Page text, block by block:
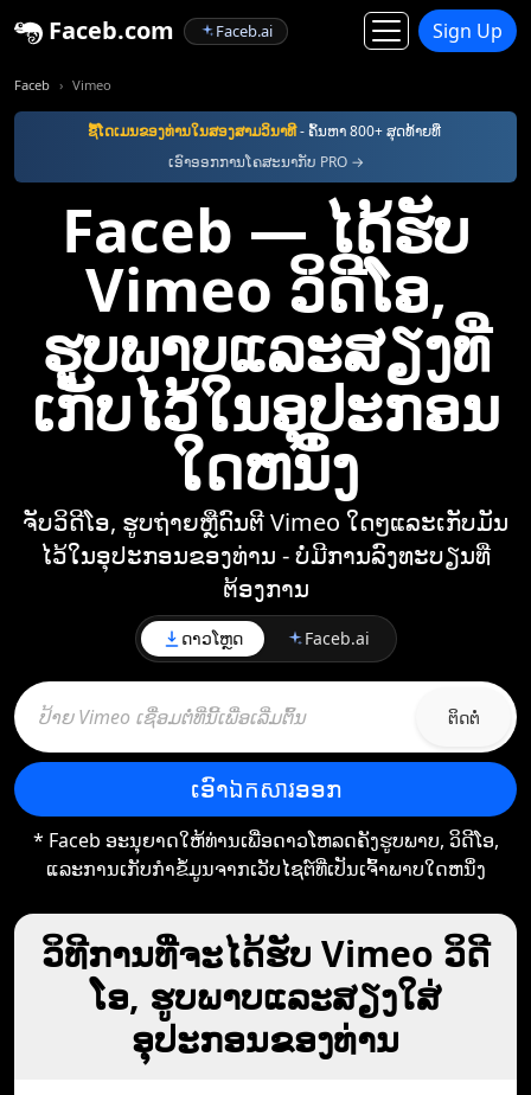
Faceb.com Faceb.ai Sign Up
Faceb Vimeo
ຊື້ໂດເມນຂອງທ່ານໃນສອງສາມວິນາທີ- ຄົ້ນຫາ 800+ ສຸດທ້າຍທີ່
ເອົາອອກການໂຄສະນາກັບ PRO →
Faceb — ໄດ້ຮັບ
Vimeo ວິດີໂອ,
ຮູບພາບແລະສຽງທີ່
ເກັບໄວ້ໃນອຸປະກອນ
ໃດຫນຶ່ງ
ຈັບວິດີໂອ, ຮູບຖ່າຍຫຼືດົນຕີ Vimeo ໃດໆແລະເກັບມັນ
ໄວ້ໃນອຸປະກອນຂອງທ່ານ - ບໍ່ມີການລົງທະບຽນທີ່
ຕ້ອງການ
ດາວໂຫຼດ Faceb.ai
ຕິດ​ຕໍ່
ເອົາ​ឯកសារ​ອອກ
* Faceb ອະ​ນຸ​ຍາດ​ໃຫ້​ທ່ານ​ເພື່ອ​ດາວ​ໂຫລດ​ຄັງ​ຮູບ​ພາບ​, ວິ​ດີ​ໂອ​,
ແລະ​ການ​ເກັບ​ກໍາ​ຂໍ້​ມູນ​ຈາກ​ເວັບ​ໄຊ​ຕ​໌​ທີ່​ເປັນ​ເຈົ້າ​ພາບ​ໃດ​ຫນຶ່ງ​
ວິທີການທີ່ຈະໄດ້ຮັບ Vimeo ວິດີ
ໂອ, ຮູບພາບແລະສຽງໃສ່
ອຸປະກອນຂອງທ່ານ